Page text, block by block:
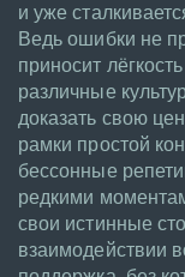
и уже
Ведь ошибки не
приносит
различные
доказать свою
рамки простой
бессонные
редкими
свои истинные
взаимодействии